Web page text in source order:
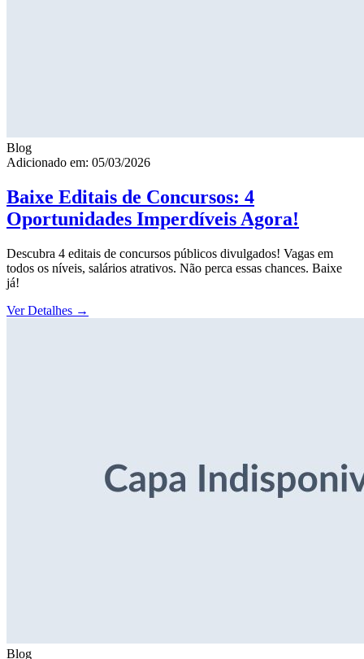
Blog
Adicionado em: 05/03/2026
Baixe Editais de Concursos: 4
Oportunidades Imperdíveis Agora!
Descubra 4 editais de concursos públicos divulgados! Vagas em
todos os níveis, salários atrativos. Não perca essas chances. Baixe
já!
Ver Detalhes →
Blog